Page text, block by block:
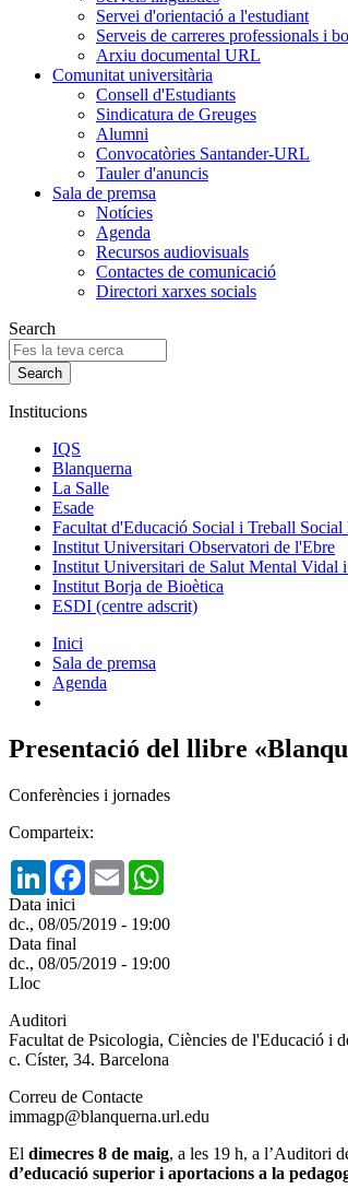
Servei d'orientació a l'estudiant
Serveis de carreres professionals i
Arxiu documental URL
Comunitat universitària
Consell d'Estudiants
Sindicatura de Greuges
Alumni
Convocatòries Santander-URL
Tauler d'anuncis
Sala de premsa
Notícies
Agenda
Recursos audiovisuals
Contactes de comunicació
Directori xarxes socials
Search
Institucions
IQS
Blanquerna
La Salle
Esade
Facultat d'Educació Social i Treball Social
Institut Universitari Observatori de l'Ebre
Institut Universitari de Salut Mental Vidal
Institut Borja de Bioètica
ESDI (centre adscrit)
Inici
Sala de premsa
Agenda
Presentació del llibre
Conferències i jornades
Comparteix:
LinkedInFacebook
Email
Data inici
dc., 08/05/2019 - 19:00
Data final
dc., 08/05/2019 - 19:00
Lloc
Auditori
Facultat de Psicologia, Ciències de l'Educació i
c. Císter, 34. Barcelona
Correu de Contacte
immagp@blanquerna.url.edu
El dimecres 8 de maig, a les 19 h, a l’Auditori
d’educació superior i aportacions a la